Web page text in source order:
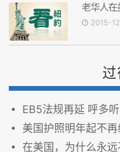
老华人在
2015-
过
EB5法规再延 呼多
美国护照明年起不
在美国，为什么永远